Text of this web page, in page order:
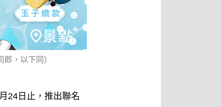
，以下同）
24日止，推出聯名